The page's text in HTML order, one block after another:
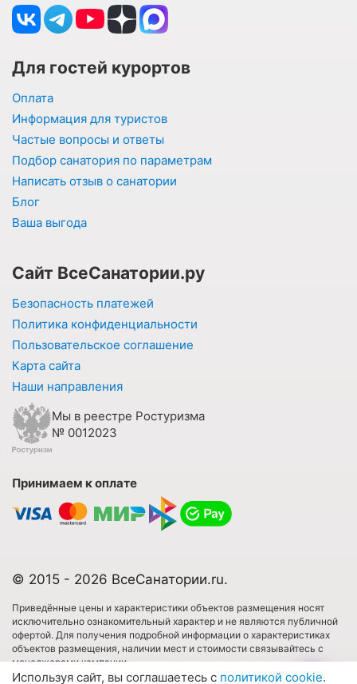
Для гостей курортов
Оплата
Информация для туристов
Частые вопросы и ответы
Подбор санатория по параметрам
Написать отзыв о санатории
Блог
Ваша выгода
Сайт ВсеСанатории.ру
Безопасность платежей
Политика конфиденциальности
Пользовательское соглашение
Карта сайта
Наши направления
Мы в реестре Ростуризма
№ 0012023
Принимаем к оплате
© 2015 - 2026 ВсеСанатории.ru.
Приведённые цены и характеристики объектов размещения носят
исключительно ознакомительный характер и не являются публичной
офертой. Для получения подробной информации о характеристиках
объектов размещения, наличии мест и стоимости связывайтесь с
менеджерами компании.
Используя сайт, вы соглашаетесь с политикой cookie.